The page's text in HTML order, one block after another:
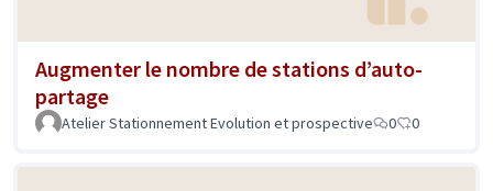
Augmenter le nombre de stations d’auto-
partage
Atelier Stationnement Evolution et prospective 0 0